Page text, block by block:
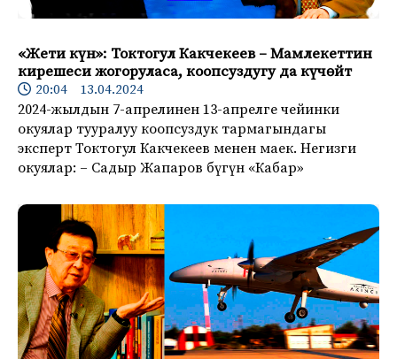
«Жети күн»: Токтогул Какчекеев – Мамлекеттин
кирешеси жогоруласа, коопсуздугу да күчөйт
20:04 13.04.2024
2024-жылдын 7-апрелинен 13-апрелге чейинки
окуялар тууралуу коопсуздук тармагындагы
эксперт Токтогул Какчекеев менен маек. Негизги
окуялар: – Садыр Жапаров бүгүн «Кабар»